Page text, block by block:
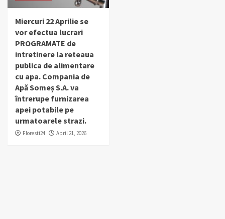
Miercuri 22 Aprilie se
vor efectua lucrari
PROGRAMATE de
intretinere la reteaua
publica de alimentare
cu apa. Compania de
Apă Someș S.A. va
întrerupe furnizarea
apei potabile pe
urmatoarele strazi.
Floresti24 April 21, 2026